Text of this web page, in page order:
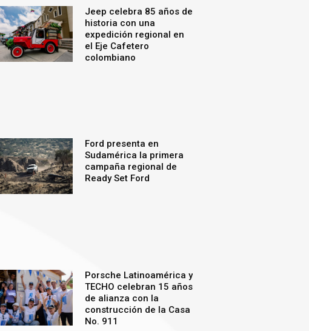
Jeep celebra 85 años de
historia con una
expedición regional en
el Eje Cafetero
colombiano
Ford presenta en
Sudamérica la primera
campaña regional de
Ready Set Ford
Porsche Latinoamérica y
TECHO celebran 15 años
de alianza con la
construcción de la Casa
No. 911